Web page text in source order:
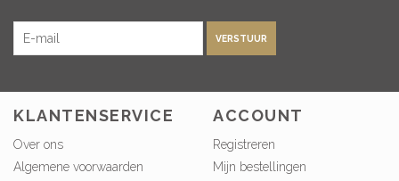
VERSTUUR
KLANTENSERVICE
Over ons
Algemene voorwaarden
ACCOUNT
Registreren
Mijn bestellingen